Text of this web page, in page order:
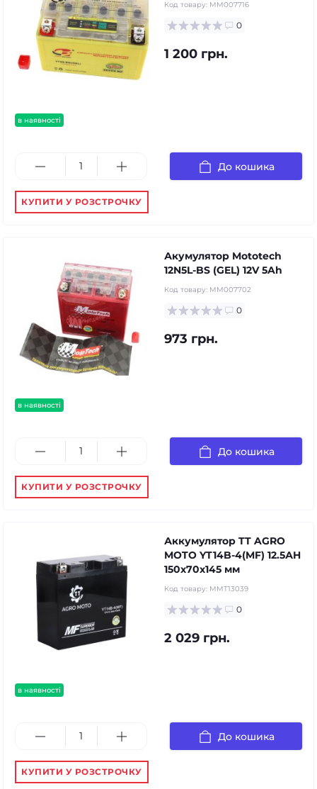
в наявності
Код товару: MM007716
0
1 200 грн.
До кошика
КУПИТИ У РОЗСТРОЧКУ
в наявності
Акумулятор Mototech
12N5L-BS (GEL) 12V 5Ah
Код товару: MM007702
0
973 грн.
До кошика
КУПИТИ У РОЗСТРОЧКУ
в наявності
Аккумулятор TT AGRO
MOTO YT14B-4(MF) 12.5АH
150х70х145 мм
Код товару: MMT13039
0
2 029 грн.
До кошика
КУПИТИ У РОЗСТРОЧКУ